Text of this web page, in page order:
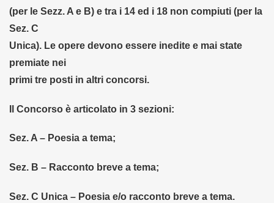
(per le Sezz. A e B) e tra i 14 ed i 18 non compiuti (per la
Sez. C
Unica). Le opere devono essere inedite e mai state
premiate nei
primi tre posti in altri concorsi.
Il Concorso è articolato in 3 sezioni:
Sez. A – Poesia a tema;
Sez. B – Racconto breve a tema;
Sez. C Unica – Poesia e/o racconto breve a tema.
01-2012)
02-2012)
26-03-2012)
(28-03-2012)
- 03-04-2012)
- 18-04-2012)